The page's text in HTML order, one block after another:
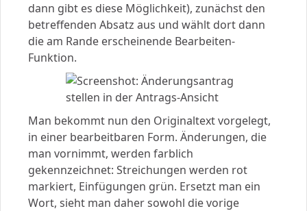
dann gibt es diese Möglichkeit), zunächst den
betreffenden Absatz aus und wählt dort dann
die am Rande erscheinende Bearbeiten-
Funktion.
Man bekommt nun den Originaltext vorgelegt,
in einer bearbeitbaren Form. Änderungen, die
man vornimmt, werden farblich
gekennzeichnet: Streichungen werden rot
markiert, Einfügungen grün. Ersetzt man ein
Wort, sieht man daher sowohl die vorige